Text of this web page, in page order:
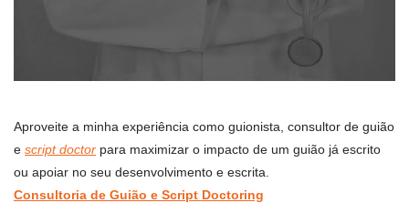
Aproveite a minha experiência como guionista, consultor de guião
e script doctor para maximizar o impacto de um guião já escrito
ou apoiar no seu desenvolvimento e escrita.
Consultoria de Guião e Script Doctoring